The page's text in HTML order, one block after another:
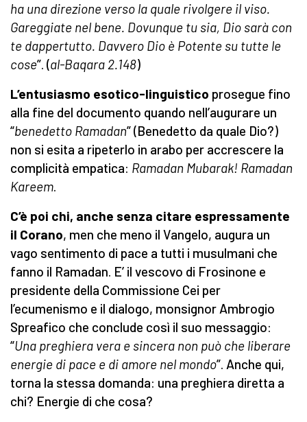
ha una direzione verso la quale rivolgere il viso.
Gareggiate nel bene. Dovunque tu sia, Dio sarà con
te dappertutto. Davvero Dio è Potente su tutte le
cose”. (al-Baqara 2.148)
L’entusiasmo esotico-linguistico prosegue fino
alla fine del documento quando nell’augurare un
“benedetto Ramadan” (Benedetto da quale Dio?)
non si esita a ripeterlo in arabo per accrescere la
complicità empatica: Ramadan Mubarak! Ramadan
Kareem.
C’è poi chi, anche senza citare espressamente
il Corano, men che meno il Vangelo, augura un
vago sentimento di pace a tutti i musulmani che
fanno il Ramadan. E’ il vescovo di Frosinone e
presidente della Commissione Cei per
l’ecumenismo e il dialogo, monsignor Ambrogio
Spreafico che conclude così il suo messaggio:
“Una preghiera vera e sincera non può che liberare
energie di pace e di amore nel mondo”. Anche qui,
torna la stessa domanda: una preghiera diretta a
chi? Energie di che cosa?